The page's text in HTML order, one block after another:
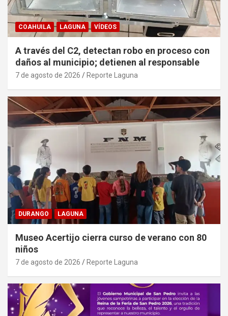
COAHUILA LAGUNA VÍDEOS
A través del C2, detectan robo en proceso con
daños al municipio; detienen al responsable
7 de agosto de 2026 Reporte Laguna
DURANGO LAGUNA
Museo Acertijo cierra curso de verano con 80
niños
7 de agosto de 2026 Reporte Laguna